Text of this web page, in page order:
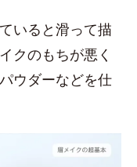
いると滑って描
クのもちが悪く
ウダーなどを仕